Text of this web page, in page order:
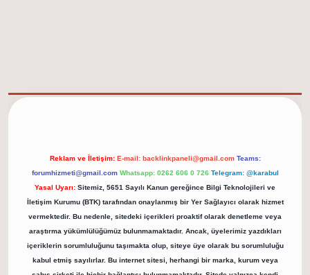
Reklam ve İletişim: E-mail: backlinkpaneli@gmail.com Teams:
forumhizmeti@gmail.com Whatsapp: 0262 606 0 726 Telegram: @karabul
Yasal Uyarı: Sitemiz, 5651 Sayılı Kanun gereğince Bilgi Teknolojileri ve
İletişim Kurumu (BTK) tarafından onaylanmış bir Yer Sağlayıcı olarak hizmet
vermektedir. Bu nedenle, sitedeki içerikleri proaktif olarak denetleme veya
araştırma yükümlülüğümüz bulunmamaktadır. Ancak, üyelerimiz yazdıkları
içeriklerin sorumluluğunu taşımakta olup, siteye üye olarak bu sorumluluğu
kabul etmiş sayılırlar. Bu internet sitesi, herhangi bir marka, kurum veya